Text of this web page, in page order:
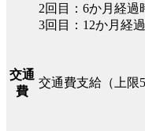
2回目：6か月経過
3回目：12か月経
交通
費
交通費支給（上限